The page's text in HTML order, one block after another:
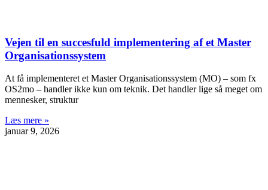
Vejen til en succesfuld implementering af et Master
Organisationssystem
At få implementeret et Master Organisationssystem (MO) – som fx
OS2mo – handler ikke kun om teknik. Det handler lige så meget om
mennesker, struktur
Læs mere »
januar 9, 2026